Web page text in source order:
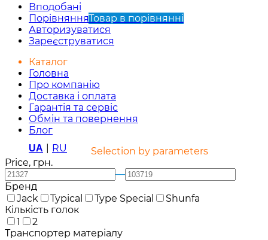
Вподобані
ПорівнянняТовар в порівнянні
Авторизуватися
Зареєструватися
Каталог
Головна
Про компанію
Доставка і оплата
Гарантія та сервіс
Обмін та повернення
Блог
UA RU
Selection by parameters
Price, грн.
—
Бренд
Jack
Typical Type Special
Shunfa
Кількість голок
1
2
Транспортер матеріалу